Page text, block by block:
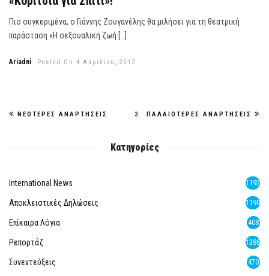
Πιο συγκεριμένα, ο Γιάννης Ζουγανέλης θα μιλήσει για τη θεατρική
παράσταση «Η σεξουαλική ζωή […]
Ariadni Posted On 4 Απριλίου, 2012
3
ΝΕΌΤΕΡΕΣ ΑΝΑΡΤΉΣΕΙΣ ΠΑΛΑΙΌΤΕΡΕΣ ΑΝΑΡΤΉΣΕΙΣ
Κατηγορίες
International News 1192
Αποκλειστικές Δηλώσεις 1190
Επίκαιρα Λόγια 408
Ρεπορτάζ 1386
Συνεντεύξεις 470